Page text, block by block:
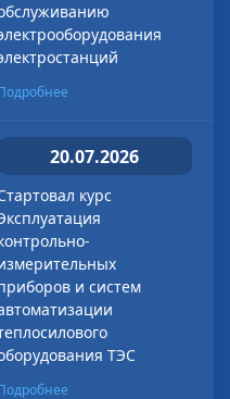
20.07.2026
курс
и систем
ТЭС